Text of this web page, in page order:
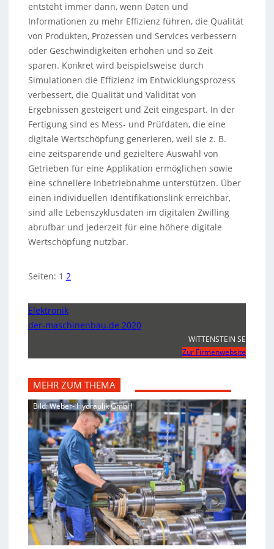
entsteht immer dann, wenn Daten und
Informationen zu mehr Effizienz führen, die Qualität
von Produkten, Prozessen und Services verbessern
oder Geschwindigkeiten erhöhen und so Zeit
sparen. Konkret wird beispielsweise durch
Simulationen die Effizienz im Entwicklungsprozess
verbessert, die Qualität und Validität von
Ergebnissen gesteigert und Zeit eingespart. In der
Fertigung sind es Mess- und Prüfdaten, die eine
digitale Wertschöpfung generieren, weil sie z. B.
eine zeitsparende und gezieltere Auswahl von
Getrieben für eine Applikation ermöglichen sowie
eine schnellere Inbetriebnahme unterstützen. Über
einen individuellen Identifikationslink erreichbar,
sind alle Lebenszyklusdaten im digitalen Zwilling
abrufbar und jederzeit für eine höhere digitale
Wertschöpfung nutzbar.
Seiten: 1 2
Elektronik
der-maschinenbau.de 2020
WITTENSTEIN SE
Zur Firmenwebsite
MEHR ZUM THEMA
Bild: Weber- Hydraulik GmbH